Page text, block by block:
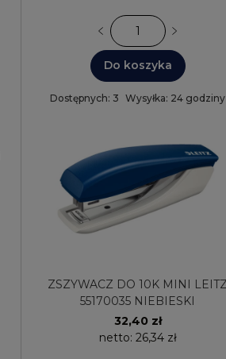
Do koszyka
Dostępnych: 3 Wysyłka: 24 godziny
ZSZYWACZ DO 10K MINI LEITZ
55170035 NIEBIESKI
32,40 zł
netto: 26,34 zł